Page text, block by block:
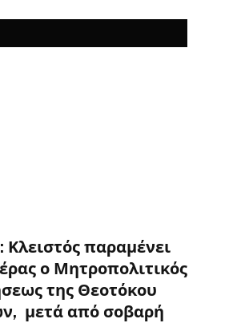
παραμένει
ο Μητροπολιτικός
της Θεοτόκου
μετά από σοβαρή